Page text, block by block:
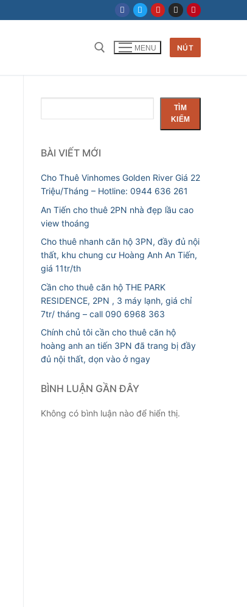
MENU NÚT
kiếm
TÌM
KIẾM
BÀI VIẾT MỚI
Cho Thuê Vinhomes Golden River Giá 22
Triệu/Tháng – Hotline: 0944 636 261
An Tiến cho thuê 2PN nhà đẹp lầu cao
view thoáng
Cho thuê nhanh căn hộ 3PN, đầy đủ nội
thất, khu chung cư Hoàng Anh An Tiến,
giá 11tr/th
Cần cho thuê căn hộ THE PARK
RESIDENCE, 2PN , 3 máy lạnh, giá chỉ
7tr/ tháng – call 090 6968 363
Chính chủ tôi cần cho thuê căn hộ
hoàng anh an tiến 3PN đã trang bị đầy
đủ nội thất, dọn vào ở ngay
BÌNH LUẬN GẦN ĐÂY
Không có bình luận nào để hiển thị.